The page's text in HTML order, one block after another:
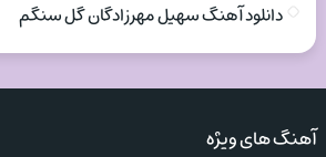
دانلود آهنگ سهیل مهرزادگان گل سنگم
آهنگ های ویژه